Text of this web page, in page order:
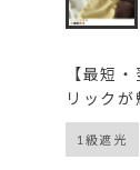
【最短
リック
1級遮光